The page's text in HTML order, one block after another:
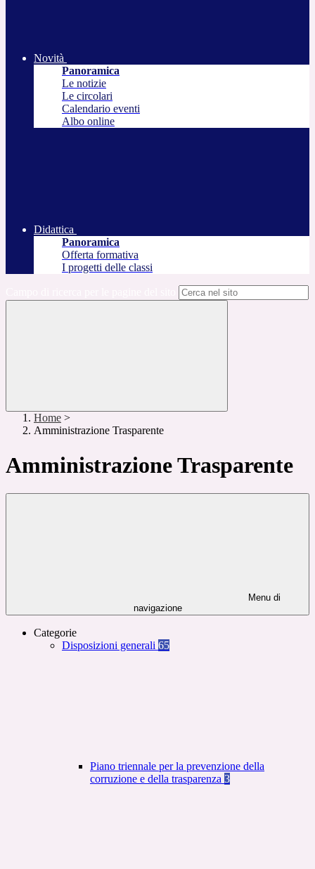
Novità
Panoramica
Le notizie
Le circolari
Calendario eventi
Albo online
Didattica
Panoramica
Offerta formativa
I progetti delle classi
Home >
Amministrazione Trasparente
Amministrazione Trasparente
Menu di
navigazione
Categorie
Disposizioni generali 65
Piano triennale per la prevenzione della
corruzione e della trasparenza 3